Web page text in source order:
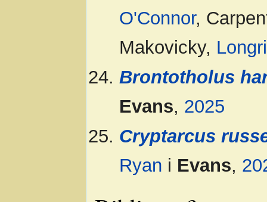
O'Connor,
Makovicky,
Brontotholus
Evans, 2025
Cryptarcus
Ryan i Evans,